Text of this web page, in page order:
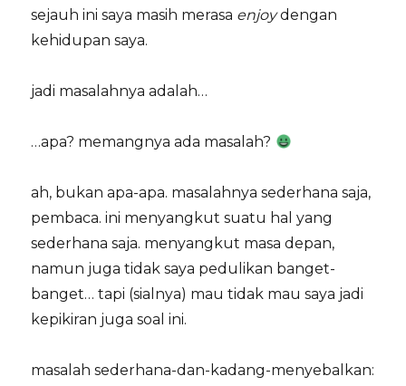
sejauh ini saya masih merasa enjoydengan
kehidupan saya.
jadi masalahnya adalah…
…apa? memangnya ada masalah?
ah, bukan apa-apa. masalahnya sederhana saja,
pembaca. ini menyangkut suatu hal yang
sederhana saja. menyangkut masa depan,
namun juga tidak saya pedulikan banget-
banget… tapi (sialnya) mau tidak mau saya jadi
kepikiran juga soal ini.
masalah sederhana-dan-kadang-menyebalkan: